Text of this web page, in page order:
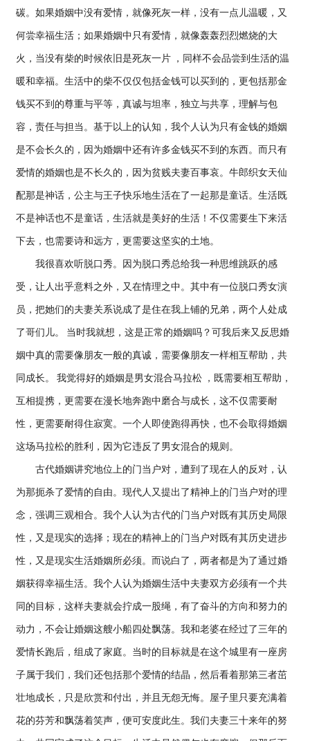
碳。如果婚姻中没有爱情，就像死灰一样，没有一点儿温暖，又
何尝幸福生活；如果婚姻中只有爱情，就像轰轰烈烈燃烧的大
火，当没有柴的时候依旧是死灰一片 ，同样不会品尝到生活的温
暖和幸福。生活中的柴不仅仅包括金钱可以买到的，更包括那金
钱买不到的尊重与平等，真诚与坦率，独立与共享，理解与包
容，责任与担当。基于以上的认知，我个人认为只有金钱的婚姻
是不会长久的，因为婚姻中还有许多金钱买不到的东西。而只有
爱情的婚姻也是不长久的，因为贫贱夫妻百事哀。牛郎织女天仙
配那是神话，公主与王子快乐地生活在了一起那是童话。生活既
不是神话也不是童话，生活就是美好的生活！不仅需要生下来活
下去，也需要诗和远方，更需要这坚实的土地。
我很喜欢听脱口秀。因为脱口秀总给我一种思维跳跃的感
受，让人出乎意料之外，又在情理之中。其中有一位脱口秀女演
员，把她们的夫妻关系说成了是住在我上铺的兄弟，两个人处成
了哥们儿。 当时我就想，这是正常的婚姻吗？可我后来又反思婚
姻中真的需要像朋友一般的真诚，需要像朋友一样相互帮助，共
同成长。 我觉得好的婚姻是男女混合马拉松 ，既需要相互帮助，
互相提携，更需要在漫长地奔跑中磨合与成长，这不仅需要耐
性，更需要耐得住寂寞。一个人即使跑得再快，也不会取得婚姻
这场马拉松的胜利，因为它违反了男女混合的规则。
古代婚姻讲究地位上的门当户对，遭到了现在人的反对，认
为那扼杀了爱情的自由。现代人又提出了精神上的门当户对的理
念，强调三观相合。我个人认为古代的门当户对既有其历史局限
性，又是现实的选择；现在的精神上的门当户对既有其历史进步
性，又是现实生活婚姻所必须。而说白了，两者都是为了通过婚
姻获得幸福生活。我个人认为婚姻生活中夫妻双方必须有一个共
同的目标，这样夫妻就会拧成一股绳，有了奋斗的方向和努力的
动力，不会让婚姻这艘小船四处飘荡。我和老婆在经过了三年的
爱情长跑后，组成了家庭。当时的目标就是在这个城里有一座房
子属于我们，我们还包括那个爱情的结晶，然后看着那第三者茁
壮地成长，只是欣赏和付出，并且无怨无悔。屋子里只要充满着
花的芬芳和飘荡着笑声，便可安度此生。我们夫妻三十来年的努